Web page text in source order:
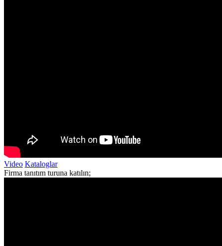
Video Kataloglar
Firma tanıtım turuna katılın;